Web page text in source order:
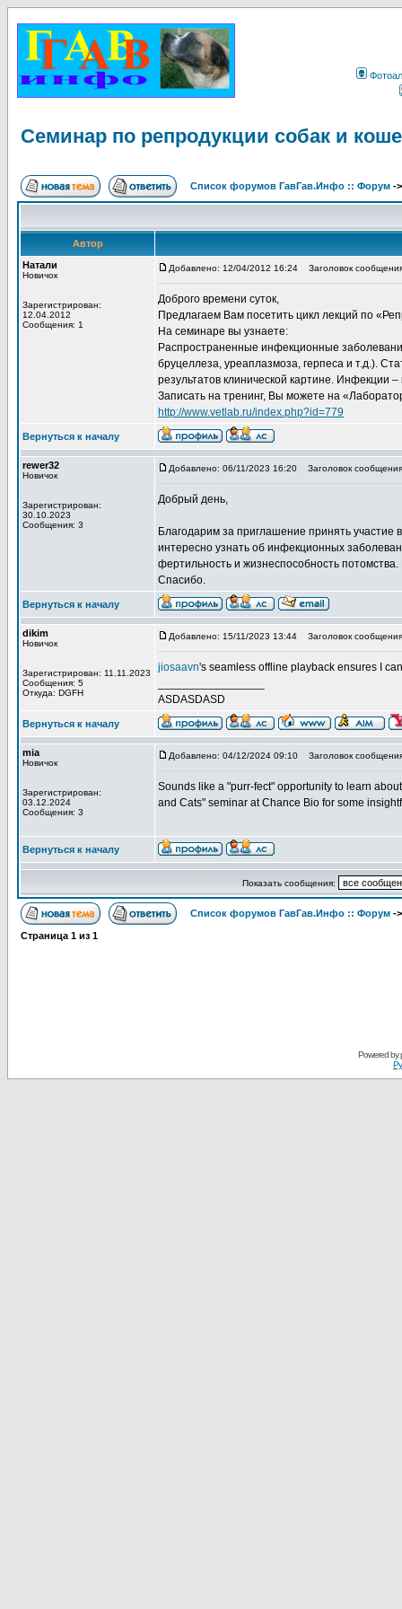
Семинар по репродукции собак и
Список форумов ГавГав.Инфо :: Форум -
Автор
Натали
Новичок
Зарегистрирован:
12.04.2012
Сообщения: 1
Добавлено: 12/04/2012 16:24 Заголовок
Доброго времени суток,
Предлагаем Вам посетить цикл лекций по
На семинаре вы узнаете:
Распространенные инфекционные
бруцеллеза, уреаплазмоза, герпеса и т.д.).
результатов клинической картине. Инфекции
Записать на тренинг, Вы можете на
http://www.vetlab.ru/index.php?id=779
Вернуться к началу
rewer32
Новичок
Зарегистрирован:
30.10.2023
Сообщения: 3
Добавлено: 06/11/2023 16:20 Заголовок
Добрый день,
Благодарим за приглашение принять
интересно узнать об инфекционных
фертильность и жизнеспособность
Спасибо.
Вернуться к началу
dikim
Новичок
Зарегистрирован: 11.11.2023
Сообщения: 5
Откуда: DGFH
Добавлено: 15/11/2023 13:44 Заголовок
jiosaavn's seamless offline playback ensures I
ASDASDASD
Вернуться к началу
mia
Новичок
Зарегистрирован:
03.12.2024
Сообщения: 3
Добавлено: 04/12/2024 09:10 Заголовок
Sounds like a "purr-fect" opportunity to learn
and Cats" seminar at Chance Bio for some
Вернуться к началу
Показать сообщения:
Список форумов ГавГав.Инфо :: Форум -
Страница 1 из 1
Powered by